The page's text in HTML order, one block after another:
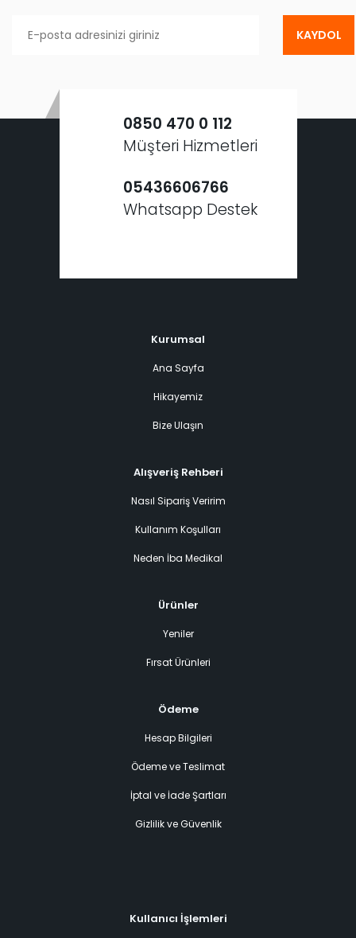
KAYDOL
0850 470 0 112
Müşteri Hizmetleri
05436606766
Whatsapp Destek
Kurumsal
Ana Sayfa
Hikayemiz
Bize Ulaşın
Alışveriş Rehberi
Nasıl Sipariş Veririm
Kullanım Koşulları
Neden İba Medikal
Ürünler
Yeniler
Fırsat Ürünleri
Ödeme
Hesap Bilgileri
Ödeme ve Teslimat
İptal ve İade Şartları
Gizlilik ve Güvenlik
Kullanıcı İşlemleri